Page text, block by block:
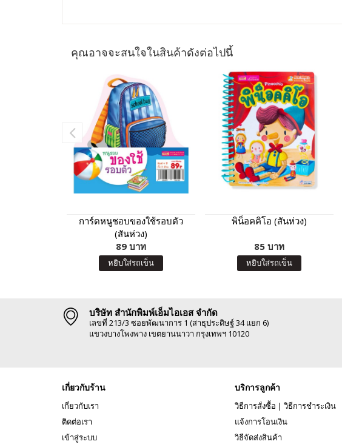
คุณอาจจะสนใจในสินค้าดังต่อไปนี้
การ์ดหนูชอบของใช้รอบตัว
(สันห่วง)
89 บาท
หยิบใส่รถเข็น
พิน็อคคิโอ (สันห่วง)
85 บาท
หยิบใส่รถเข็น
บริษัท สำนักพิมพ์เอ็มไอเอส จำกัด
เลขที่ 213/3 ซอยพัฒนาการ 1 (สาธุประดิษฐ์ 34 แยก 6)
แขวงบางโพงพาง เขตยานนาวา กรุงเทพฯ 10120
เกี่ยวกับร้าน
เกี่ยวกับเรา
ติดต่อเรา
เข้าสู่ระบบ
บริการลูกค้า
วิธีการสั่งซื้อ | วิธีการชำระเงิน
แจ้งการโอนเงิน
วิธีจัดส่งสินค้า